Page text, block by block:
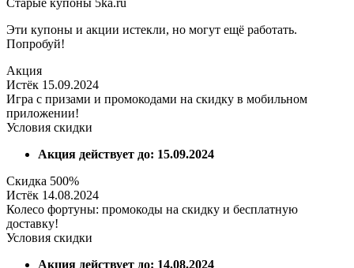
Старые купоны 5ka.ru
Эти купоны и акции истекли, но могут ещё работать.
Попробуй!
Акция
Истёк 15.09.2024
Игра с призами и промокодами на скидку в мобильном
приложении!
Условия скидки
Акция действует до: 15.09.2024
Скидка 500%
Истёк 14.08.2024
Колесо фортуны: промокоды на скидку и бесплатную
доставку!
Условия скидки
Акция действует до: 14.08.2024